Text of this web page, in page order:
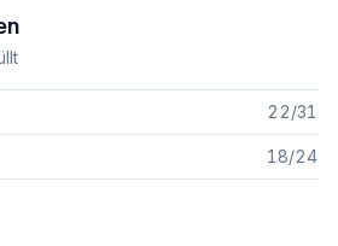
22/31
18/24